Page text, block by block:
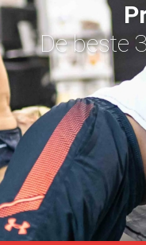
De beste